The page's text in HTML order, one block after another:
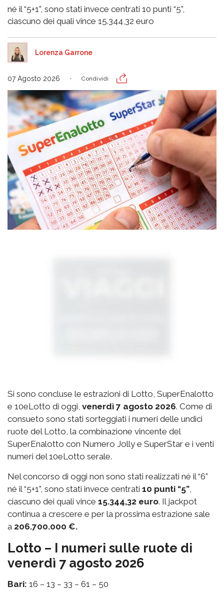
né il “5+1”, sono stati invece centrati 10 punti “5”,
ciascuno dei quali vince 15.344,32 euro
Lorenza Garrone
07 Agosto 2026 Condividi
Si sono concluse le estrazioni di Lotto, SuperEnalotto
e 10eLotto di oggi, venerdì 7 agosto 2026. Come di
consueto sono stati sorteggiati i numeri delle undici
ruote del Lotto, la combinazione vincente del
SuperEnalotto con Numero Jolly e SuperStar e i venti
numeri del 10eLotto serale.
Nel concorso di oggi non sono stati realizzati né il “6”
né il “5+1”, sono stati invece centrati 10 punti “5”
ciascuno dei quali vince 15.344,32 euro. Il jackpot
continua a crescere e per la prossima estrazione sale
a 206.700.000 €.
Lotto – I numeri sulle ruote di
venerdì 7 agosto 2026
Bari: 16 – 13 – 33 – 61 – 50